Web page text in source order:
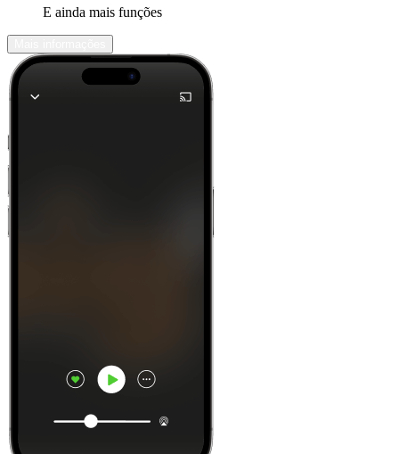
E ainda mais funções